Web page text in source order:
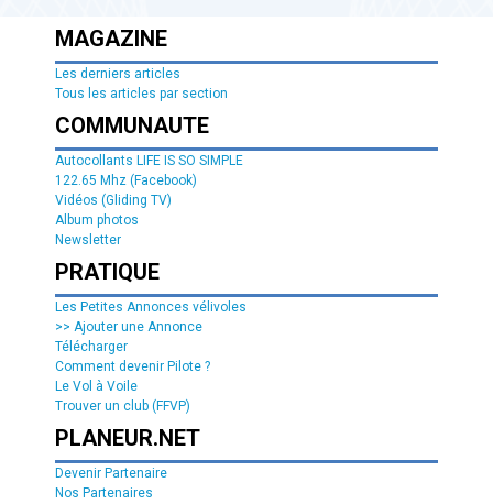
MAGAZINE
Les derniers articles
Tous les articles par section
COMMUNAUTE
Autocollants LIFE IS SO SIMPLE
122.65 Mhz (Facebook)
Vidéos (Gliding TV)
Album photos
Newsletter
PRATIQUE
Les Petites Annonces vélivoles
>> Ajouter une Annonce
Télécharger
Comment devenir Pilote ?
Le Vol à Voile
Trouver un club (FFVP)
PLANEUR.NET
Devenir Partenaire
Nos Partenaires